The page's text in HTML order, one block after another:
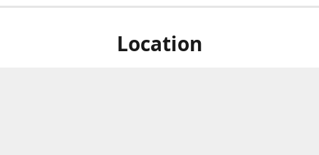
Location